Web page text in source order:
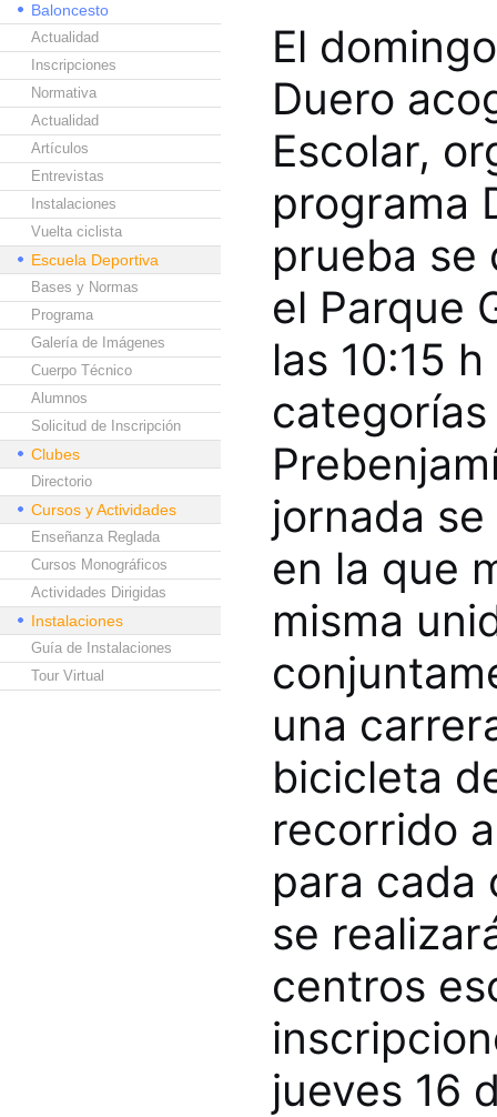
Baloncesto
Actualidad
Inscripciones
Normativa
Actualidad
Artículos
Entrevistas
Instalaciones
Vuelta ciclista
Escuela Deportiva
Bases y Normas
Programa
Galería de Imágenes
Cuerpo Técnico
Alumnos
Solicitud de Inscripción
Clubes
Directorio
Cursos y Actividades
Enseñanza Reglada
Cursos Monográficos
Actividades Dirigidas
Instalaciones
Guía de Instalaciones
Tour Virtual
El
Duero
Escolar,
programa
prueba se
el Parque
las 10:15
jornada
en la que
misma
una
bicicleta
recorrido
para cada
se
centros
jueves 16